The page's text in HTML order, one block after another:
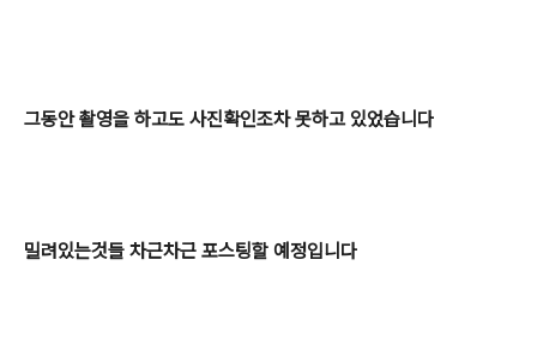
그동안 촬영을 하고도 사진확인조차 못하고 있었습니다
밀려있는것들 차근차근 포스팅할 예정입니다